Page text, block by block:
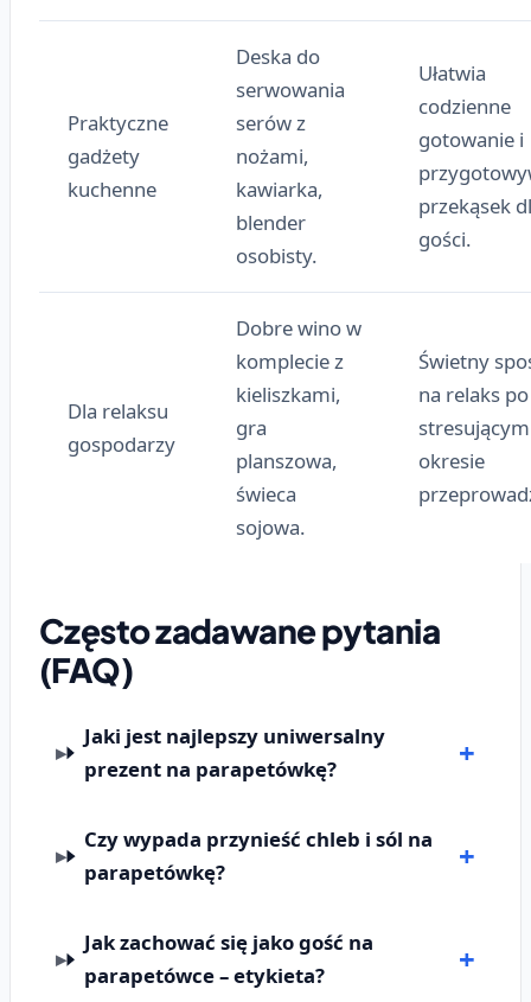
Praktyczne
gadżety
kuchenne
Deska do
serwowania
serów z
nożami,
kawiarka,
blender
osobisty.
Ułatwia
codzienne
gotowanie i
przekąsek
gości.
Dla relaksu
gospodarzy
Dobre wino w
komplecie z
kieliszkami,
gra
planszowa,
świeca
sojowa.
Świetny
na relaks po
stresującym
okresie
Często zadawane pytania
(FAQ)
Jaki jest najlepszy uniwersalny
prezent na parapetówkę?
Czy wypada przynieść chleb i sól na
parapetówkę?
Jak zachować się jako gość na
parapetówce – etykieta?